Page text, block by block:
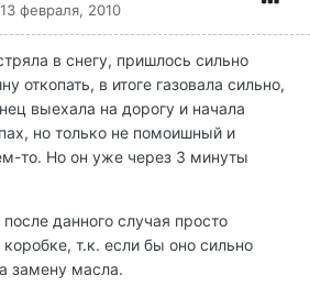
13 февраля, 2010
в снегу, пришлось сильно
откопать, в итоге газовала сильно,
выехала на дорогу и начала
но только не помоишный и
то. Но он уже через 3 минуты
данного случая просто
т.к. если бы оно сильно
замену масла.